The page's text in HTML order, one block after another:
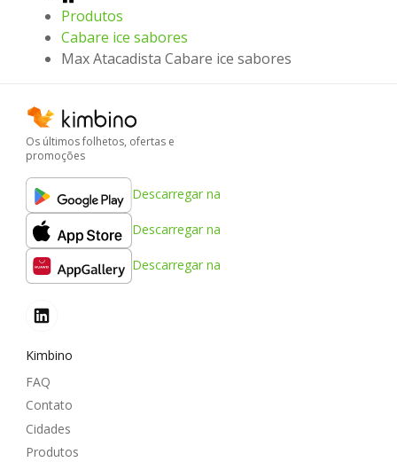
Produtos
Cabare ice sabores
Max Atacadista Cabare ice sabores
Os últimos folhetos, ofertas e
promoções
Descarregar na
Descarregar na
Descarregar na
Kimbino
FAQ
Contato
Cidades
Produtos